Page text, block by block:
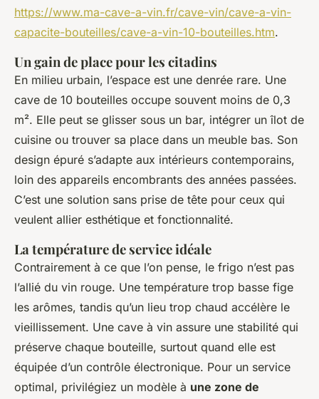
https://www.ma-cave-a-vin.fr/cave-vin/cave-a-vin-
capacite-bouteilles/cave-a-vin-10-bouteilles.htm.
Un gain de place pour les citadins
En milieu urbain, l’espace est une denrée rare. Une
cave de 10 bouteilles occupe souvent moins de 0,3
m². Elle peut se glisser sous un bar, intégrer un îlot de
cuisine ou trouver sa place dans un meuble bas. Son
design épuré s’adapte aux intérieurs contemporains,
loin des appareils encombrants des années passées.
C’est une solution sans prise de tête pour ceux qui
veulent allier esthétique et fonctionnalité.
La température de service idéale
Contrairement à ce que l’on pense, le frigo n’est pas
l’allié du vin rouge. Une température trop basse fige
les arômes, tandis qu’un lieu trop chaud accélère le
vieillissement. Une cave à vin assure une stabilité qui
préserve chaque bouteille, surtout quand elle est
équipée d’un contrôle électronique. Pour un service
optimal, privilégiez un modèle à une zone de